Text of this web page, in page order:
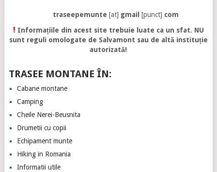
traseepemunte [at] gmail [punct] com
! Informațiile din acest site trebuie luate ca un sfat. NU
sunt reguli omologate de Salvamont sau de altă instituție
autorizată!
TRASEE MONTANE ÎN:
Cabane montane
Camping
Cheile Nerei-Beusnita
Drumetii cu copii
Echipament munte
Hiking in Romania
Informatii utile